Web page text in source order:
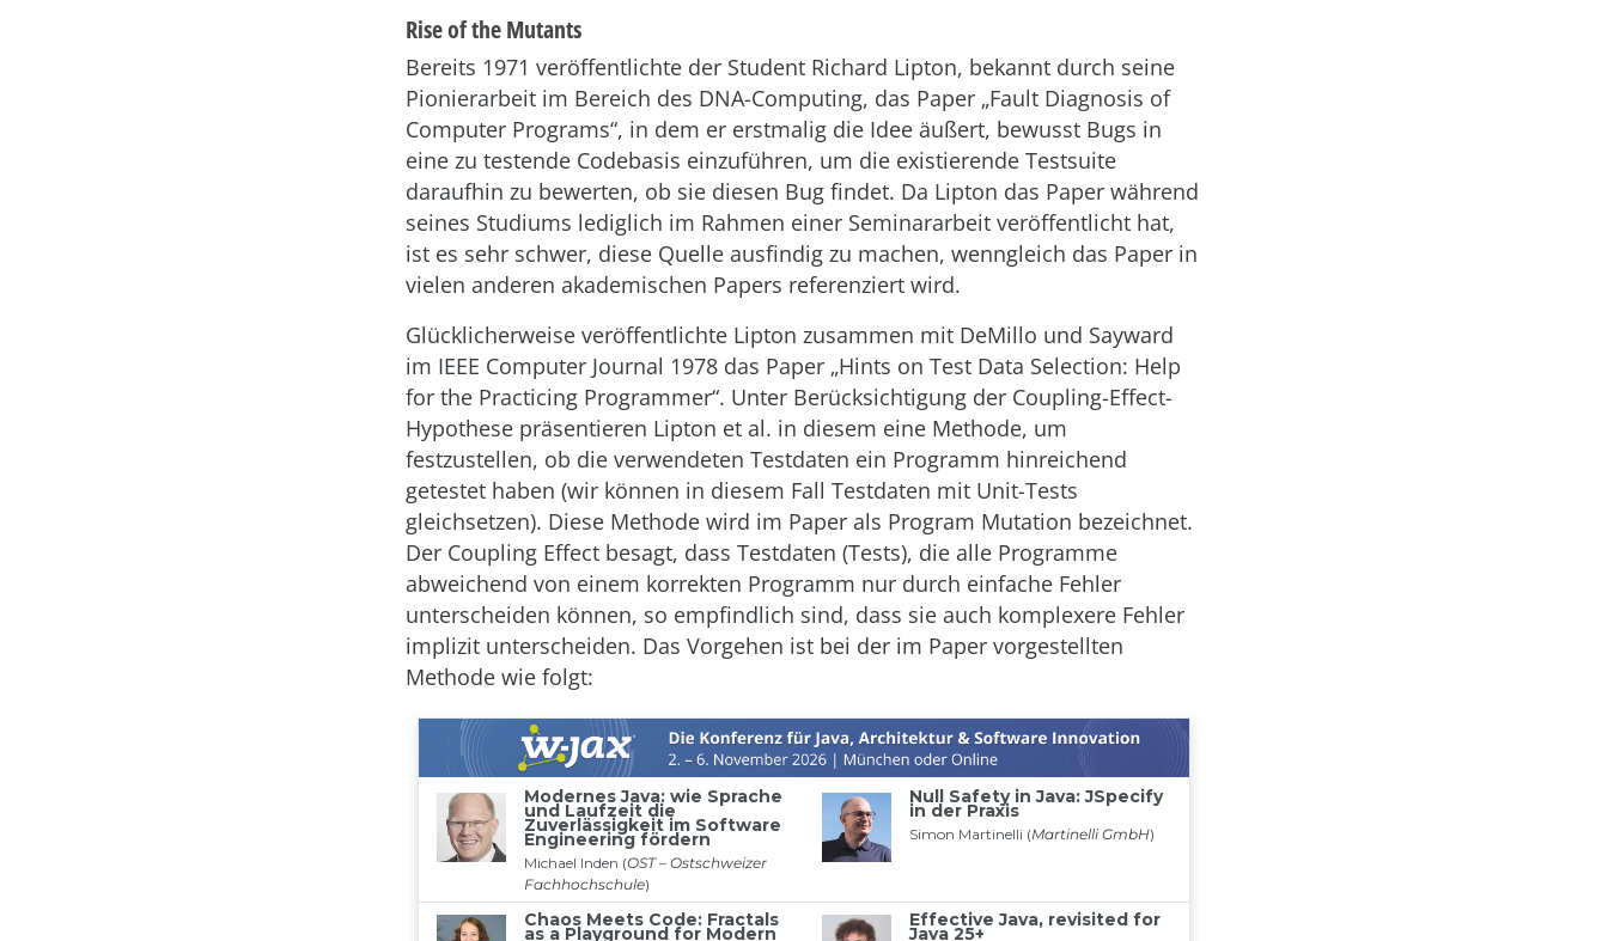
Rise of the Mutants
Bereits 1971 veröffentlichte der Student Richard Lipton, bekannt durch seine
Pionierarbeit im Bereich des DNA-Computing, das Paper „Fault Diagnosis of
Computer Programs“, in dem er erstmalig die Idee äußert, bewusst Bugs in
eine zu testende Codebasis einzuführen, um die existierende Testsuite
daraufhin zu bewerten, ob sie diesen Bug findet. Da Lipton das Paper während
seines Studiums lediglich im Rahmen einer Seminararbeit veröffentlicht hat,
ist es sehr schwer, diese Quelle ausfindig zu machen, wenngleich das Paper in
vielen anderen akademischen Papers referenziert wird.
Glücklicherweise veröffentlichte Lipton zusammen mit DeMillo und Sayward
im IEEE Computer Journal 1978 das Paper „Hints on Test Data Selection: Help
for the Practicing Programmer“. Unter Berücksichtigung der Coupling-Effect-
Hypothese präsentieren Lipton et al. in diesem eine Methode, um
festzustellen, ob die verwendeten Testdaten ein Programm hinreichend
getestet haben (wir können in diesem Fall Testdaten mit Unit-Tests
gleichsetzen). Diese Methode wird im Paper als Program Mutation bezeichnet.
Der Coupling Effect besagt, dass Testdaten (Tests), die alle Programme
abweichend von einem korrekten Programm nur durch einfache Fehler
unterscheiden können, so empfindlich sind, dass sie auch komplexere Fehler
implizit unterscheiden. Das Vorgehen ist bei der im Paper vorgestellten
Methode wie folgt: